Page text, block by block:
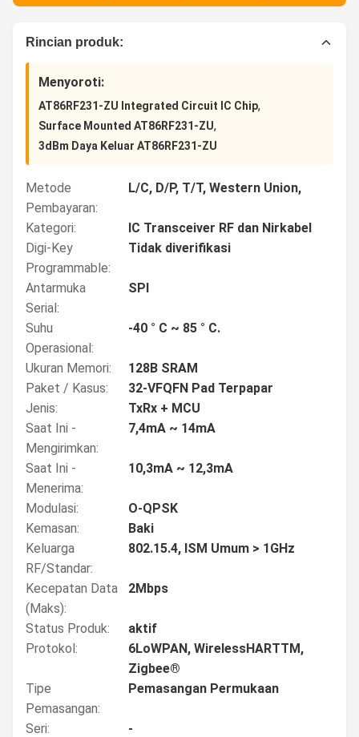
Rincian produk:
Menyoroti:
AT86RF231-ZU Integrated Circuit IC Chip,
Surface Mounted AT86RF231-ZU,
3dBm Daya Keluar AT86RF231-ZU
Metode
Pembayaran:
L/C, D/P, T/T, Western Union,
Kategori:
IC Transceiver RF dan Nirkabel
Digi-Key
Programmable:
Tidak diverifikasi
Antarmuka
Serial:
SPI
Suhu
Operasional:
-40 ° C ~ 85 ° C.
Ukuran Memori:
128B SRAM
Paket / Kasus:
32-VFQFN Pad Terpapar
Jenis:
TxRx + MCU
Saat Ini -
Mengirimkan:
7,4mA ~ 14mA
Saat Ini -
Menerima:
10,3mA ~ 12,3mA
Modulasi:
O-QPSK
Kemasan:
Baki
Keluarga
RF/Standar:
802.15.4, ISM Umum > 1GHz
Kecepatan Data
(Maks):
2Mbps
Status Produk:
aktif
Protokol:
6LoWPAN, WirelessHARTTM,
Zigbee®
Tipe
Pemasangan:
Pemasangan Permukaan
Seri:
-